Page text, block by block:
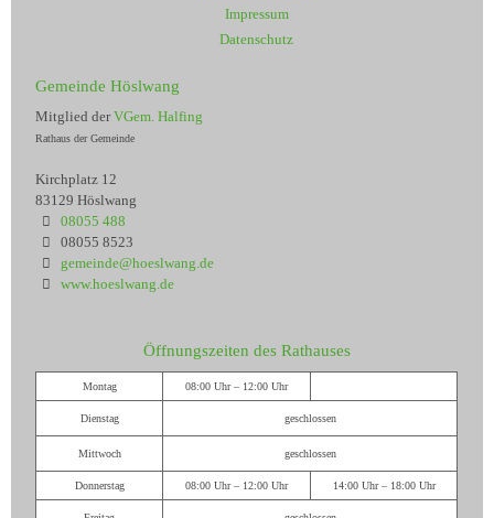
Impressum
Datenschutz
Gemeinde Höslwang
Mitglied derVGem. Halfing
Rathaus der Gemeinde
Kirchplatz 12
83129 Höslwang
08055 488
08055 8523
gemeinde@hoeslwang.de
www.hoeslwang.de
Öffnungszeiten des Rathauses
Montag 08:00 Uhr – 12:00 Uhr
Dienstag geschlossen
Mittwoch geschlossen
Donnerstag 08:00 Uhr – 12:00 Uhr 14:00 Uhr – 18:00 Uhr